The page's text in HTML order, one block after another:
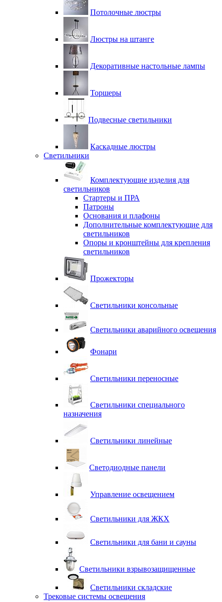
Потолочные люстры
Люстры на штанге
Декоративные настольные лампы
Торшеры
Подвесные светильники
Каскадные люстры
Светильники
Комплектующие изделия для
светильников
Стартеры и ПРА
Патроны
Основания и плафоны
Дополнительные комплектующие для
светильников
Опоры и кронштейны для крепления
светильников
Прожекторы
Светильники консольные
Светильники аварийного освещения
Фонари
Светильники переносные
Светильники специального
назначения
Светильники линейные
Светодиодные панели
Управление освещением
Светильники для ЖКХ
Светильники для бани и сауны
Светильники взрывозащищенные
Светильники складские
Трековые системы освещения